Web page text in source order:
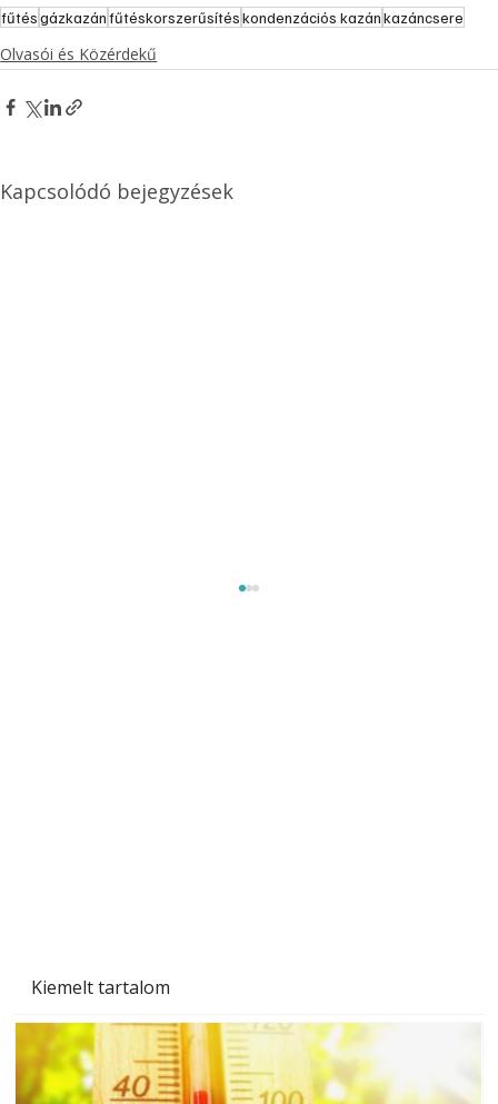
Kiemelt tartalom
fűtésgázkazánfűtéskorszerűsítéskondenzációs kazánkazáncsere
Olvasói és Közérdekű
Kapcsolódó bejegyzések